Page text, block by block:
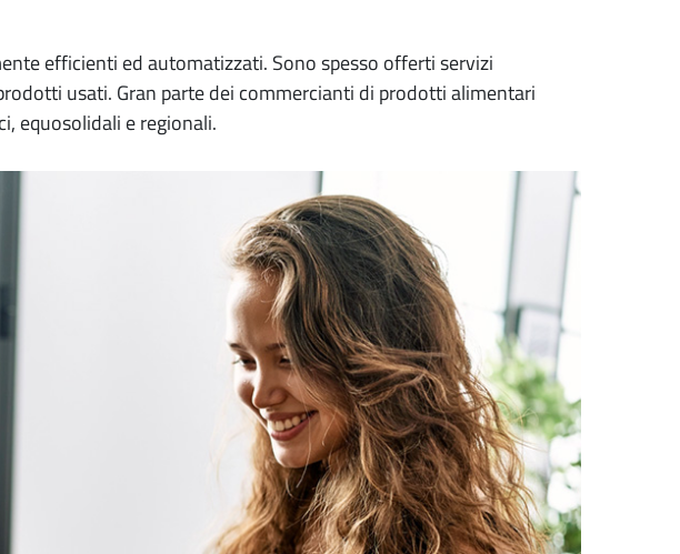
efficienti ed automatizzati. Sono spesso offerti servizi
usati. Gran parte dei commercianti di prodotti alimentari
equosolidali e regionali.